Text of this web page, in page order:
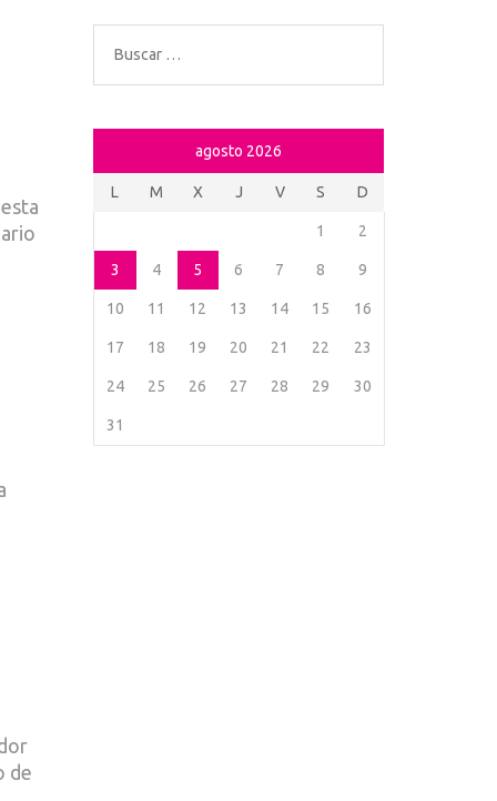
de
Buscar:
agosto 2026
L M X J V S D
1 2
3 4 5 6 7 8 9
10 11 12 13 14 15 16
17 18 19 20 21 22 23
24 25 26 27 28 29 30
31